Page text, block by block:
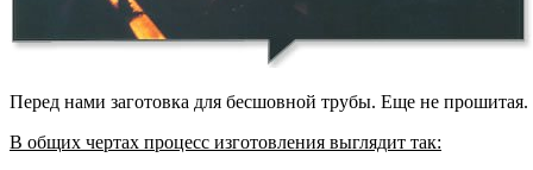
Перед нами заготовка для бесшовной трубы. Еще не прошитая.
В общих чертах процесс изготовления выглядит так: